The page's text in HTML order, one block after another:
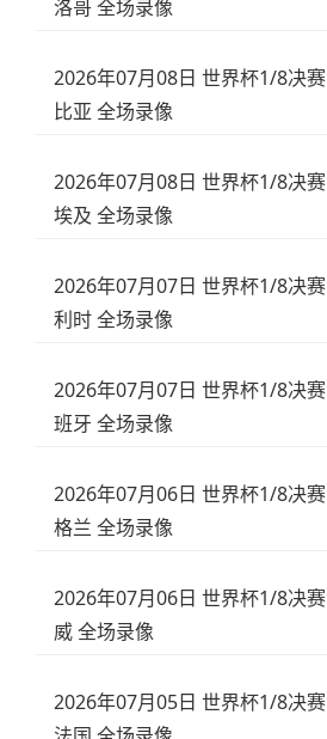
洛哥 全场录像
2026年07月08日 世界杯1/8决
比亚 全场录像
2026年07月08日 世界杯1/8决
埃及 全场录像
2026年07月07日 世界杯1/8决
利时 全场录像
2026年07月07日 世界杯1/8决
班牙 全场录像
2026年07月06日 世界杯1/8决
格兰 全场录像
2026年07月06日 世界杯1/8决
威 全场录像
2026年07月05日 世界杯1/8决